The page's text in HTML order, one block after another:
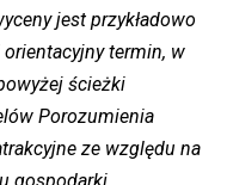
jest przykładowo
termin, w
ścieżki
Porozumienia
ze względu na